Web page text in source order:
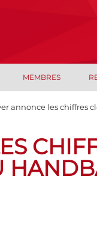
MEMBRES
annonce les chiffres